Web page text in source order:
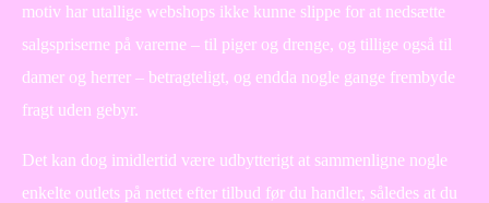
motiv har utallige webshops ikke kunne slippe for at nedsætte
salgspriserne på varerne – til piger og drenge, og tillige også til
damer og herrer – betragteligt, og endda nogle gange frembyde
fragt uden gebyr.
Det kan dog imidlertid være udbytterigt at sammenligne nogle
enkelte outlets på nettet efter tilbud før du handler, således at du